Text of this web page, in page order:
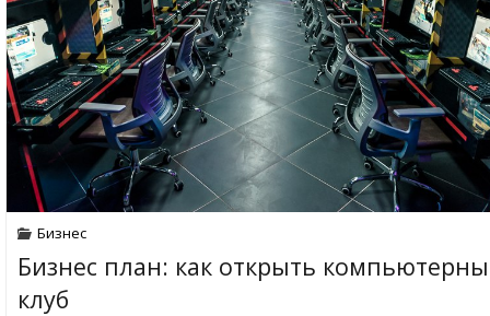
Бизнес
Бизнес план: как открыть
клуб